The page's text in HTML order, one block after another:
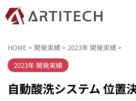
HOME > 開発実績> 2023年 開発実績>
2023年 開発実績
自動酸洗システム 位置